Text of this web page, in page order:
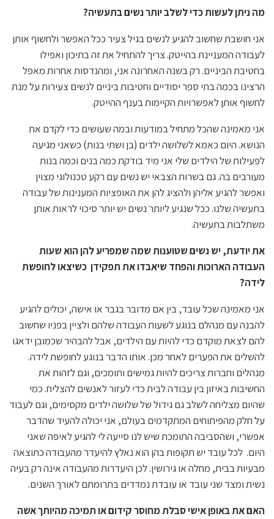
מה ניתן לעשות כדי לשלב יותר נשים בתעשיה?
אני חושבת שחשוב להגיע לנשים בגיל צעיר ככל האפשר ולחשוף אותן
לעבודה המעניינת בהייטק. צריך להתחיל את זה בתיכון ואפילו
בחטיבת הביניים. רק בשנה האחרונה אני, ומהנדסות אחרות מאפל
הרצינו בכמה בתי ספר יסודיים וחטיבות ביניים לנשים צעירות על מנת
לחשוף אותן לאפשרויות הקיימות בענף ההייטק.
אני מאמינה שהכל מתחיל במודעות ובמה שעושים כדי לקדם את
הנושא. היום כאמא לשלושה ילדים (בן ושתי בנות) כשאני מגיעה
לפעילות של הילדים שלי אני מיד בודקת כמה בנים וכמה בנות
מעורבים בה. גם בשרות הצבאי יש נשים עם רקע טכנולוגי מצוין
ואפשר להגיע אליהן ולהציג להן את האופציות המענינות של עבודה
בתעשיה שלנו. ככל שנגיע ליותר נשים יש יותר סיכוי לראות אותן
משתלבות בתעשיה.
את יודעת, יש נשים שטוענות שמה שמפריע להן הוא שעות
העבודה הארוכות והפחד שיאבדו את תפקידן כשיצאו לחופשת
לידה?
אני מאמינה שכל עובד, בין אם מדובר בגבר או אישה, יכולים להגיע
להבנה עם מנהלם בנוגע לשעות העבודה שלהם ולציין בפניו שחשוב
להם לצאת מוקדם כדי להיות עם הילדים, אבל להבהיר שכמובן ידאגו
להשלים את הפערים לאחר מכן. אותו הדבר בנוגע לחופשת לידה.
מנהלים וחברות צריכים להיות גמישים ותומכים, וגם לזהות את
החשיבות באיזון בין עבודה לבית כדי לעזור לאנשים להצליח. כמי
שהיום מצליחה לשלב גם גידול של שלושה ילדים מקסימים, וגם לעבוד
על חלק מהפיתוחים המתקדמים בעולם, אני יכולה להעיד שהדבר
אפשרי, ושהסביבה התומכת שיש לנו סייעה לי להגיע לאיפה שאני
היום. לכל עובד יש תקופות בהן הוא נאלץ להיעדר מהעבודה כתוצאה
מבעיות בבית, מחלה או גירושין. לכן היעדרות מהעבודה אינה רק בעיה
נשית ומצד שני עובד או עובדת נמדדים בתרומתם לאורך השנים.
האם את באופן אישי סבלת מחוסר קידום או תמיכה מהיותך אשה